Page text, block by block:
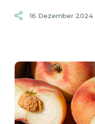
16 Dezember 2024